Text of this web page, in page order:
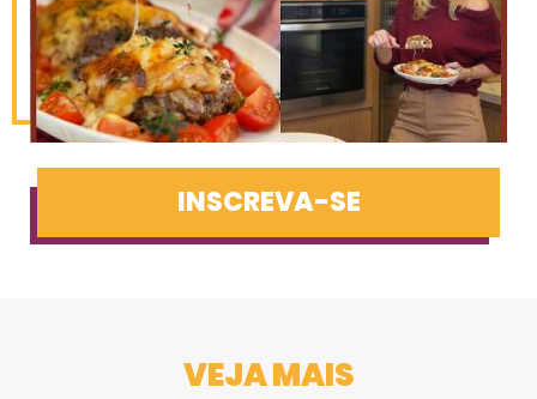
INSCREVA-SE
VEJA MAIS